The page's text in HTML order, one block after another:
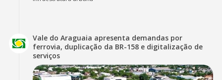
Vale do Araguaia apresenta demandas por
ferrovia, duplicação da BR-158 e digitalização de
serviços